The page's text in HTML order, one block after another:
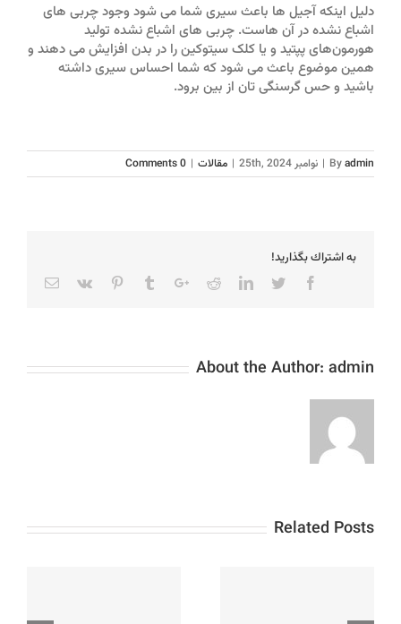
دلیل اینکه آجیل ها باعث سیری شما می شود وجود چربی های
اشباع نشده در آن هاست. چربی های اشباع نشده تولید
هورمون‌های پپتید و یا کلک سیتوکین را در بدن افزایش می دهند و
همین موضوع باعث می شود که شما احساس سیری داشته
باشید و حس گرسنگی تان از بین برود.
Byadmin
| نوامبر 25th, 2024 | مقالات |
0 Comments
به اشتراك بگذاريد!
Facebook
Twitter
LinkedIn
Reddit
Google+
Tumblr
Pinterest
Vk
Email
About the Author: admin
Related Posts